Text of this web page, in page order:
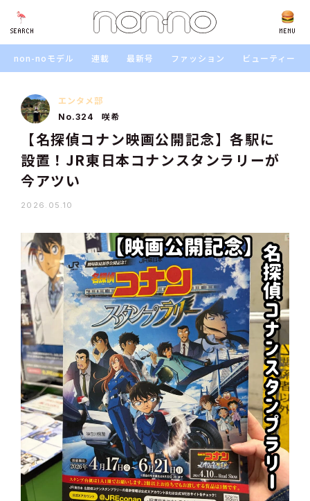
SEARCH MENU
SEARCH
non-noモデル 連載 最新号 ファッション ビューティー
エンタメ部
No.324 咲希
【名探偵コナン映画公開記念】各駅に
設置！JR東日本コナンスタンラリーが
今アツい
2026.05.10